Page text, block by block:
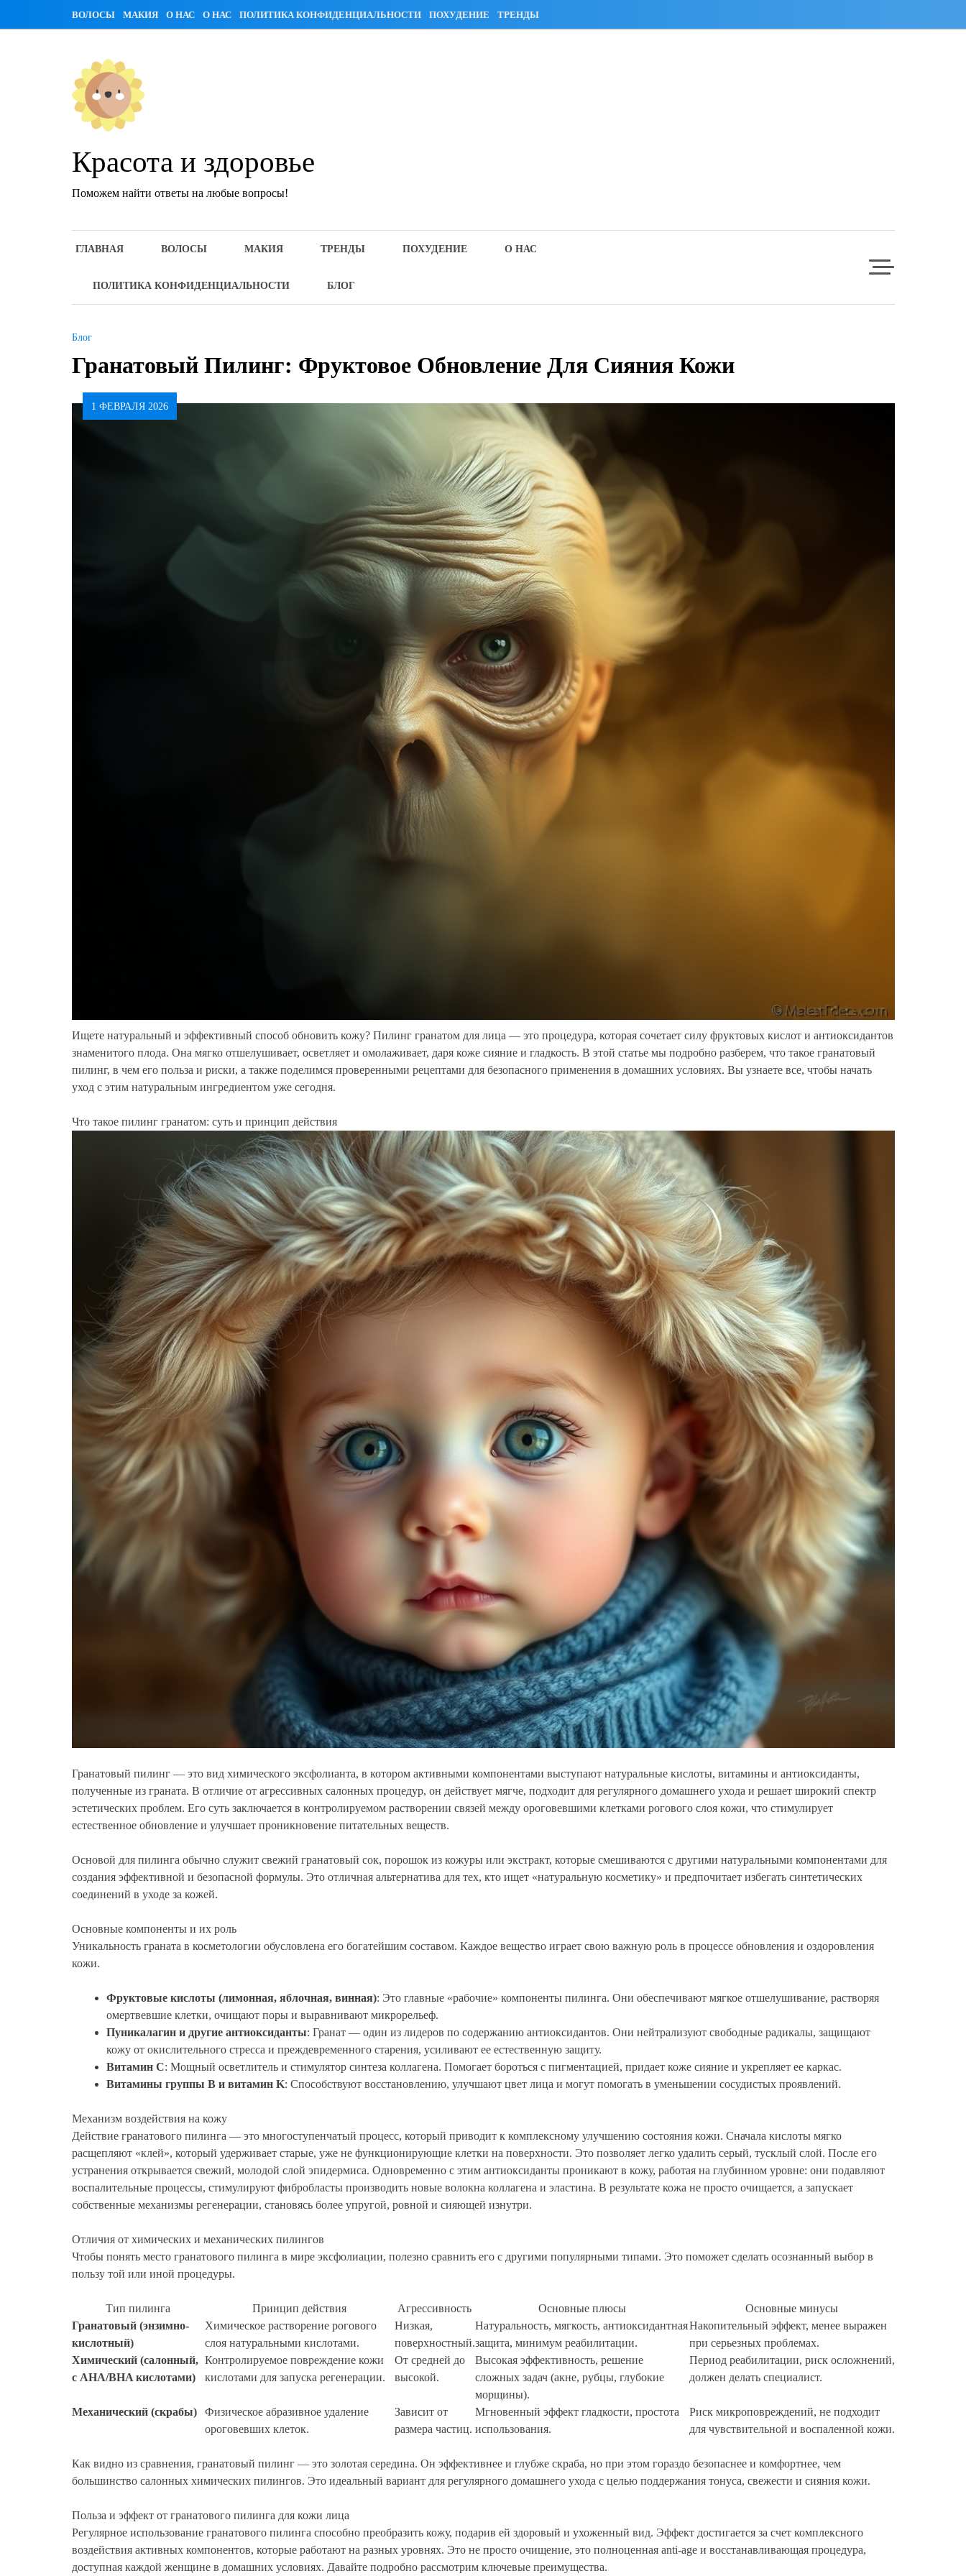
ВОЛОСЫ МАКИЯ О НАС О НАС ПОЛИТИКА КОНФИДЕНЦИАЛЬНОСТИ ПОХУДЕНИЕ ТРЕНДЫ
Красота и здоровье
Поможем найти ответы на любые вопросы!
ГЛАВНАЯ ВОЛОСЫ МАКИЯ ТРЕНДЫ ПОХУДЕНИЕ О НАС
ПОЛИТИКА КОНФИДЕНЦИАЛЬНОСТИ БЛОГ
Блог
Гранатовый Пилинг: Фруктовое Обновление Для Сияния Кожи
1 ФЕВРАЛЯ 2026
Ищете натуральный и эффективный способ обновить кожу? Пилинг гранатом для лица — это процедура, которая сочетает силу фруктовых кислот и антиоксидантов
знаменитого плода. Она мягко отшелушивает, осветляет и омолаживает, даря коже сияние и гладкость. В этой статье мы подробно разберем, что такое гранатовый
пилинг, в чем его польза и риски, а также поделимся проверенными рецептами для безопасного применения в домашних условиях. Вы узнаете все, чтобы начать
уход с этим натуральным ингредиентом уже сегодня.
Что такое пилинг гранатом: суть и принцип действия
Гранатовый пилинг — это вид химического эксфолианта, в котором активными компонентами выступают натуральные кислоты, витамины и антиоксиданты,
полученные из граната. В отличие от агрессивных салонных процедур, он действует мягче, подходит для регулярного домашнего ухода и решает широкий спектр
эстетических проблем. Его суть заключается в контролируемом растворении связей между ороговевшими клетками рогового слоя кожи, что стимулирует
естественное обновление и улучшает проникновение питательных веществ.
Основой для пилинга обычно служит свежий гранатовый сок, порошок из кожуры или экстракт, которые смешиваются с другими натуральными компонентами для
создания эффективной и безопасной формулы. Это отличная альтернатива для тех, кто ищет «натуральную косметику» и предпочитает избегать синтетических
соединений в уходе за кожей.
Основные компоненты и их роль
Уникальность граната в косметологии обусловлена его богатейшим составом. Каждое вещество играет свою важную роль в процессе обновления и оздоровления
кожи.
Фруктовые кислоты (лимонная, яблочная, винная): Это главные «рабочие» компоненты пилинга. Они обеспечивают мягкое отшелушивание, растворяя
омертвевшие клетки, очищают поры и выравнивают микрорельеф.
Пуникалагин и другие антиоксиданты: Гранат — один из лидеров по содержанию антиоксидантов. Они нейтрализуют свободные радикалы, защищают
кожу от окислительного стресса и преждевременного старения, усиливают ее естественную защиту.
Витамин C: Мощный осветлитель и стимулятор синтеза коллагена. Помогает бороться с пигментацией, придает коже сияние и укрепляет ее каркас.
Витамины группы B и витамин K: Способствуют восстановлению, улучшают цвет лица и могут помогать в уменьшении сосудистых проявлений.
Механизм воздействия на кожу
Действие гранатового пилинга — это многоступенчатый процесс, который приводит к комплексному улучшению состояния кожи. Сначала кислоты мягко
расщепляют «клей», который удерживает старые, уже не функционирующие клетки на поверхности. Это позволяет легко удалить серый, тусклый слой. После его
устранения открывается свежий, молодой слой эпидермиса. Одновременно с этим антиоксиданты проникают в кожу, работая на глубинном уровне: они подавляют
воспалительные процессы, стимулируют фибробласты производить новые волокна коллагена и эластина. В результате кожа не просто очищается, а запускает
собственные механизмы регенерации, становясь более упругой, ровной и сияющей изнутри.
Отличия от химических и механических пилингов
Чтобы понять место гранатового пилинга в мире эксфолиации, полезно сравнить его с другими популярными типами. Это поможет сделать осознанный выбор в
пользу той или иной процедуры.
Тип пилинга Принцип действия Агрессивность Основные плюсы
Основные минусы
Гранатовый (энзимно-
кислотный)
Химическое растворение рогового
слоя натуральными кислотами.
Низкая,
поверхностный.
Натуральность, мягкость, антиоксидантная
защита, минимум реабилитации.
Накопительный эффект, менее выражен
при серьезных проблемах.
Химический (салонный,
с AHA/BHA кислотами)
Контролируемое повреждение кожи
кислотами для запуска регенерации.
От средней до
высокой.
Высокая эффективность, решение
сложных задач (акне, рубцы, глубокие
морщины).
Период реабилитации, риск осложнений,
должен делать специалист.
Механический (скрабы)
Физическое абразивное удаление
ороговевших клеток.
Зависит от
размера частиц.
Мгновенный эффект гладкости, простота
использования.
Риск микроповреждений, не подходит
для чувствительной и воспаленной кожи.
Как видно из сравнения, гранатовый пилинг — это золотая середина. Он эффективнее и глубже скраба, но при этом гораздо безопаснее и комфортнее, чем
большинство салонных химических пилингов. Это идеальный вариант для регулярного домашнего ухода с целью поддержания тонуса, свежести и сияния кожи.
Польза и эффект от гранатового пилинга для кожи лица
Регулярное использование гранатового пилинга способно преобразить кожу, подарив ей здоровый и ухоженный вид. Эффект достигается за счет комплексного
воздействия активных компонентов, которые работают на разных уровнях. Это не просто очищение, это полноценная anti-age и восстанавливающая процедура,
доступная каждой женщине в домашних условиях. Давайте подробно рассмотрим ключевые преимущества.